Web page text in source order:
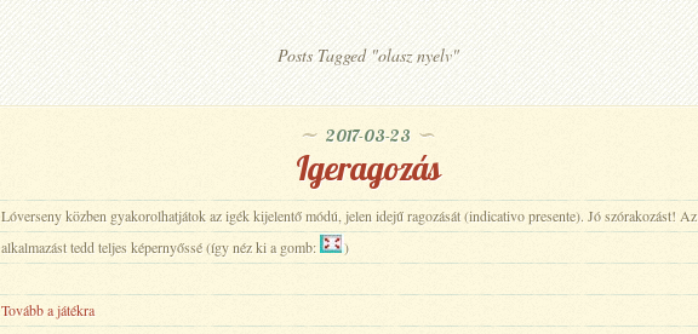
Posts Tagged "olasz nyelv"
2017-03-23
Igeragozás
Lóverseny közben gyakorolhatjátok az igék kijelentő módú, jelen idejű ragozását (indicativo presente). Jó szórakozást! Az
alkalmazást tedd teljes képernyőssé (így néz ki a gomb:
)
Tovább a játékra